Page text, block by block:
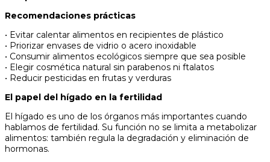
Recomendaciones prácticas
• Evitar calentar alimentos en recipientes de plástico
• Priorizar envases de vidrio o acero inoxidable
• Consumir alimentos ecológicos siempre que sea posible
• Elegir cosmética natural sin parabenos ni ftalatos
• Reducir pesticidas en frutas y verduras
El papel del hígado en la fertilidad
El hígado es uno de los órganos más importantes cuando
hablamos de fertilidad. Su función no se limita a metabolizar
alimentos: también regula la degradación y eliminación de
hormonas.